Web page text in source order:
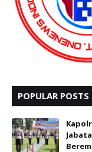
POPULAR POSTS